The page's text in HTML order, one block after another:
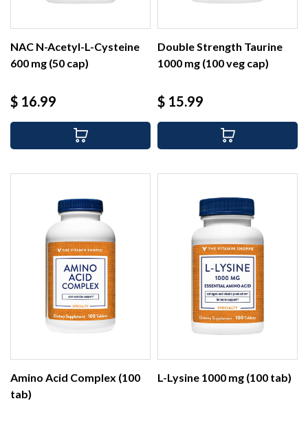
NAC N-Acetyl-L-Cysteine
600 mg (50 cap)
Precio
$ 16.99
Double Strength Taurine
1000 mg (100 veg cap)
Precio
$ 15.99
Amino Acid Complex (100
tab)
L-Lysine 1000 mg (100 tab)